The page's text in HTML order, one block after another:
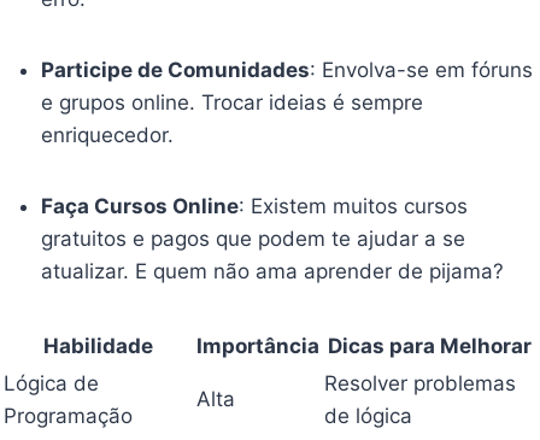
Participe de Comunidades: Envolva-se em fóruns
e grupos online. Trocar ideias é sempre
enriquecedor.
Faça Cursos Online: Existem muitos cursos
gratuitos e pagos que podem te ajudar a se
atualizar. E quem não ama aprender de pijama?
Habilidade Importância Dicas para Melhorar
Lógica de
Programação
Alta
Resolver problemas
de lógica